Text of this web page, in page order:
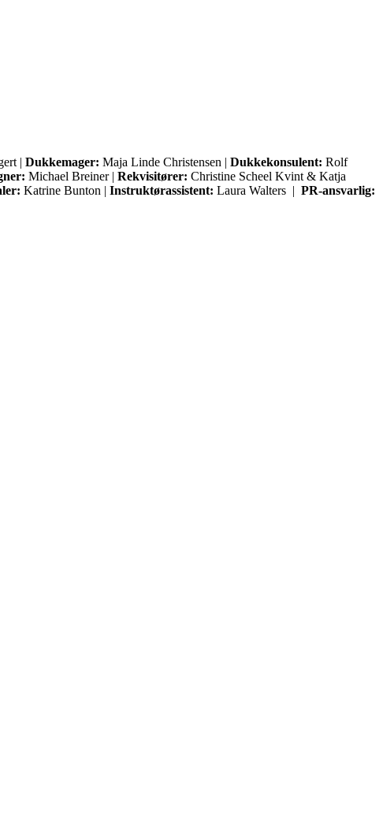
| Dukkemager: Maja Linde Christensen | Dukkekonsulent: Rolf
Michael Breiner | Rekvisitører: Christine Scheel Kvint & Katja
Katrine Bunton | Instruktørassistent: Laura Walters | PR-ansvarlig: